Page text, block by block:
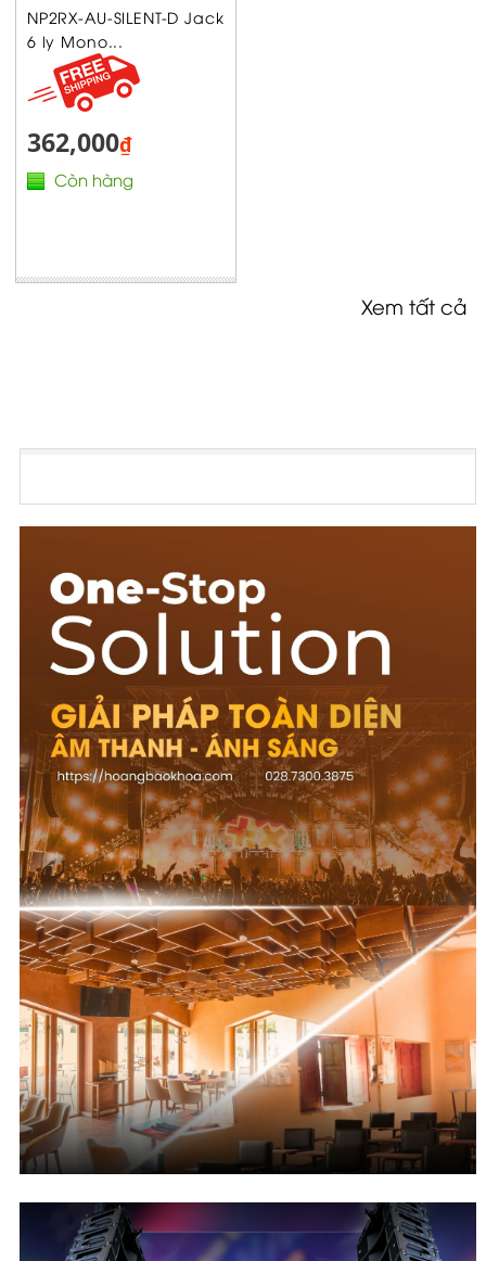
NP2RX-AU-SILENT-D Jack
6 ly Mono...
362,000₫
Còn hàng
Xem tất cả